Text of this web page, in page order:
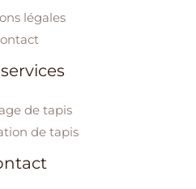
légales
de tapis
de tapis